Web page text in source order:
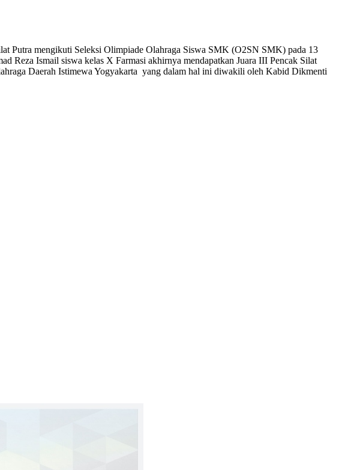
Putra mengikuti Seleksi Olimpiade Olahraga Siswa SMK (O2SN SMK) pada 13
Reza Ismail siswa kelas X Farmasi akhirnya mendapatkan Juara III Pencak Silat
Daerah Istimewa Yogyakarta yang dalam hal ini diwakili oleh Kabid Dikmenti